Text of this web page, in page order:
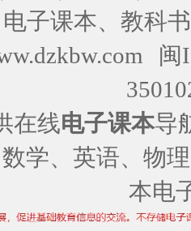
电子课本、教科
闽
在线电子课本导
学、英语、物
本电